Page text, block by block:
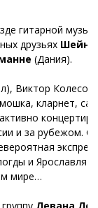
гитарной
друзьях Шейне
(Дания).
Виктор Колесов
кларнет,
и за рубежом.
и Ярославля
мире…